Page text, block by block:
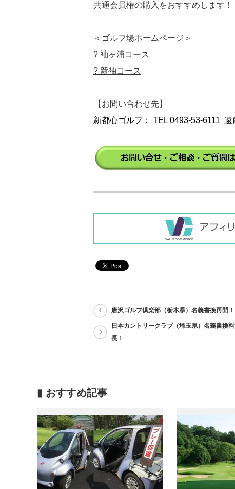
共通会員権の購入をおすすめします！
＜ゴルフ場ホームページ＞
? 袖ヶ浦コース
? 新袖コース
【お問い合わせ先】
新都心ゴルフ： TEL 0493-53-6111 遠
唐沢ゴルフ倶楽部（栃木県）名義書換再開！
日本カントリークラブ（埼玉県）名義書換
長！
▮ おすすめ記事